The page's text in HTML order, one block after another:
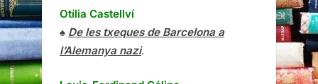
Otília Castellví
♠ De les txeques de Barcelona a
l’Alemanya nazi.